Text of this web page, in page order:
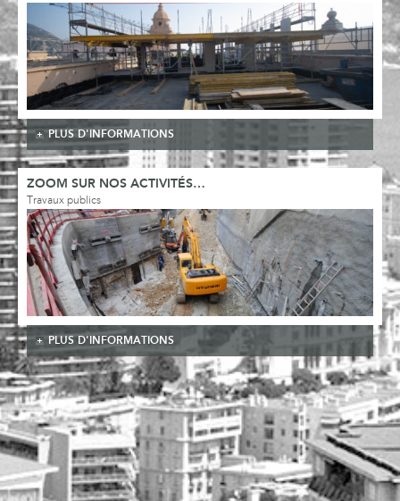
PLUS D'INFORMATIONS
ZOOM SUR NOS ACTIVITÉS…
Travaux publics
PLUS D'INFORMATIONS